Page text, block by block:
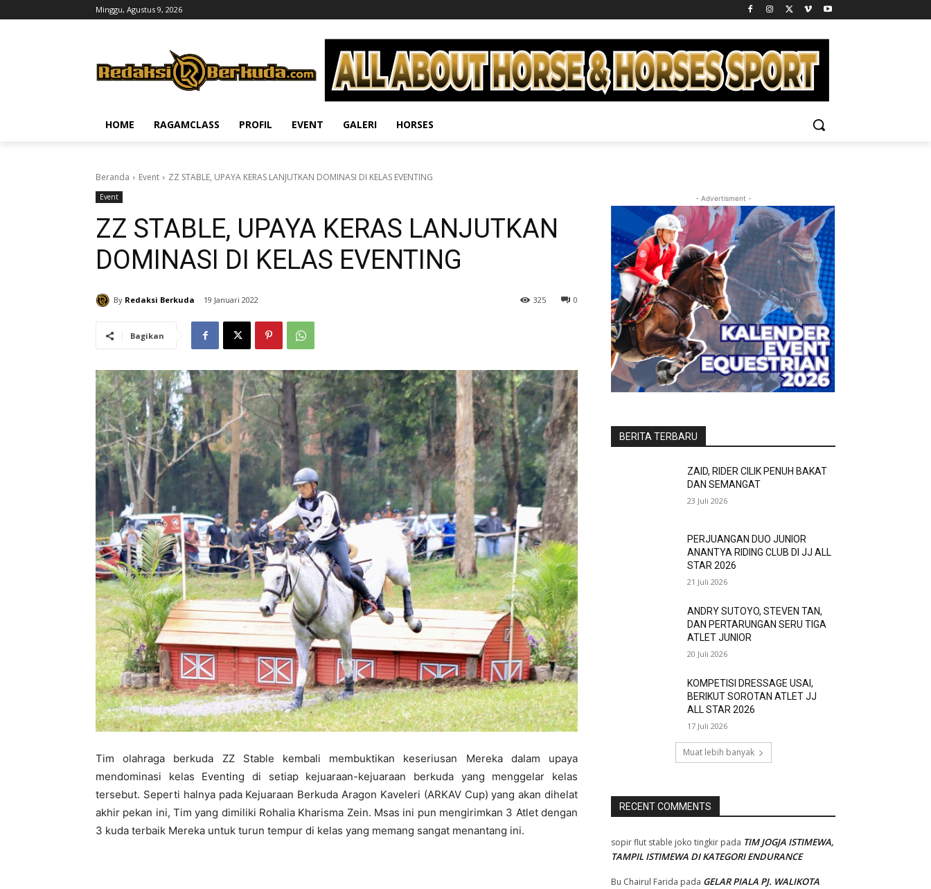
Minggu, Agustus 9, 2026
HOME RAGAMCLASS PROFIL EVENT GALERI HORSES
Beranda Event ZZ STABLE, UPAYA KERAS LANJUTKAN DOMINASI DI KELAS EVENTING
Event
ZZ STABLE, UPAYA KERAS LANJUTKAN
DOMINASI DI KELAS EVENTING
By Redaksi Berkuda 19 Januari 2022 0
325
Bagikan
Tim olahraga berkuda ZZ Stable kembali membuktikan keseriusan Mereka dalam upaya
mendominasi kelas Eventing di setiap kejuaraan-kejuaraan berkuda yang menggelar kelas
tersebut. Seperti halnya pada Kejuaraan Berkuda Aragon Kaveleri (ARKAV Cup) yang akan dihelat
akhir pekan ini, Tim yang dimiliki Rohalia Kharisma Zein. Msas ini pun mengirimkan 3 Atlet dengan
3 kuda terbaik Mereka untuk turun tempur di kelas yang memang sangat menantang ini.
- Advertisment -
BERITA TERBARU
ZAID, RIDER CILIK PENUH BAKAT
DAN SEMANGAT
23 Juli 2026
PERJUANGAN DUO JUNIOR
ANANTYA RIDING CLUB DI JJ ALL
STAR 2026
21 Juli 2026
ANDRY SUTOYO, STEVEN TAN,
DAN PERTARUNGAN SERU TIGA
ATLET JUNIOR
20 Juli 2026
KOMPETISI DRESSAGE USAI,
BERIKUT SOROTAN ATLET JJ
ALL STAR 2026
17 Juli 2026
Muat lebih banyak
RECENT COMMENTS
sopir flut stable joko tingkir pada TIM JOGJA ISTIMEWA,
TAMPIL ISTIMEWA DI KATEGORI ENDURANCE
Bu Chairul Farida pada GELAR PIALA PJ. WALIKOTA